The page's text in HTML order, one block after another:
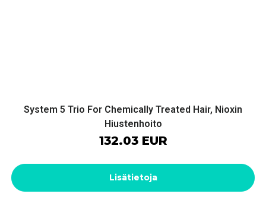
System 5 Trio For Chemically Treated Hair, Nioxin
Hiustenhoito
132.03 EUR
Lisätietoja